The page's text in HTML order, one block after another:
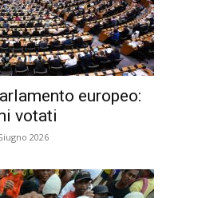
europeo:
votati
2026